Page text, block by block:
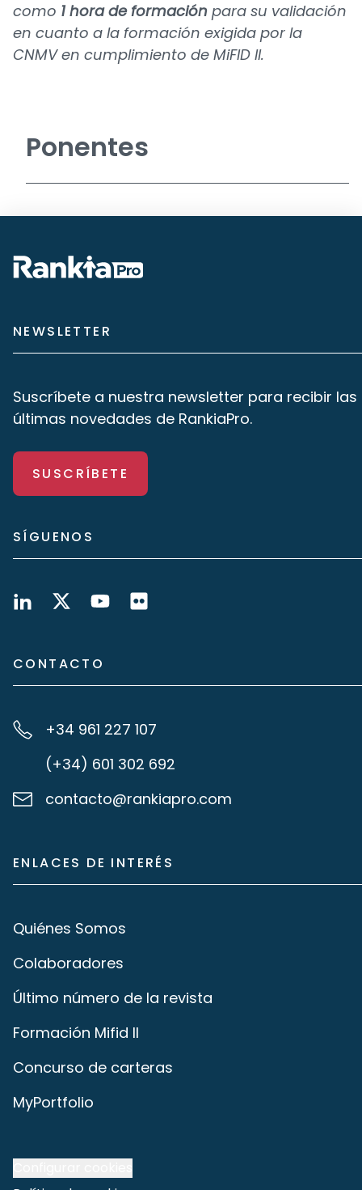
como 1 hora de formación para su validación
en cuanto a la formación exigida por la
CNMV en cumplimiento de MiFID II.
Ponentes
NEWSLETTER
Suscríbete a nuestra newsletter para recibir las
últimas novedades de RankiaPro.
SUSCRÍBETE
SÍGUENOS
CONTACTO
+34 961 227 107
(+34) 601 302 692
contacto@rankiapro.com
ENLACES DE INTERÉS
Quiénes Somos
Colaboradores
Último número de la revista
Formación Mifid II
Concurso de carteras
MyPortfolio